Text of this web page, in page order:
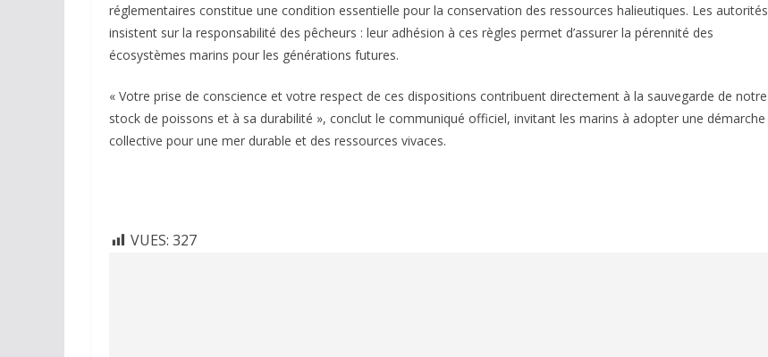
réglementaires constitue une condition essentielle pour la conservation des ressources halieutiques. Les autorités
insistent sur la responsabilité des pêcheurs : leur adhésion à ces règles permet d’assurer la pérennité des
écosystèmes marins pour les générations futures.
« Votre prise de conscience et votre respect de ces dispositions contribuent directement à la sauvegarde de notre
stock de poissons et à sa durabilité », conclut le communiqué officiel, invitant les marins à adopter une démarche
collective pour une mer durable et des ressources vivaces.
VUES: 327